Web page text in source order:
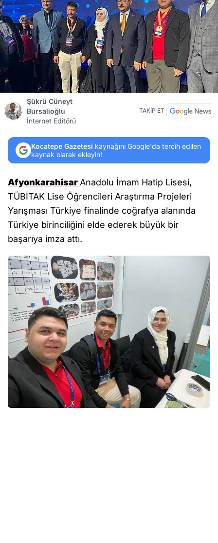
Şükrü Cüneyt
Bursalıoğlu
İnternet Editörü
TAKİP ET
Kocatepe Gazetesi kaynağını Google'da tercih edilen
kaynak olarak ekleyin!
Afyonkarahisar Anadolu İmam Hatip Lisesi,
TÜBİTAK Lise Öğrencileri Araştırma Projeleri
Yarışması Türkiye finalinde coğrafya alanında
Türkiye birinciliğini elde ederek büyük bir
başarıya imza attı.